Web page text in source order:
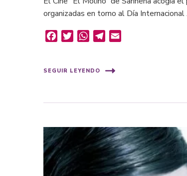
organizadas en torno al Día Internacional
FacebookTwitterWhatsAppTelegram
SEGUIR LEYENDO